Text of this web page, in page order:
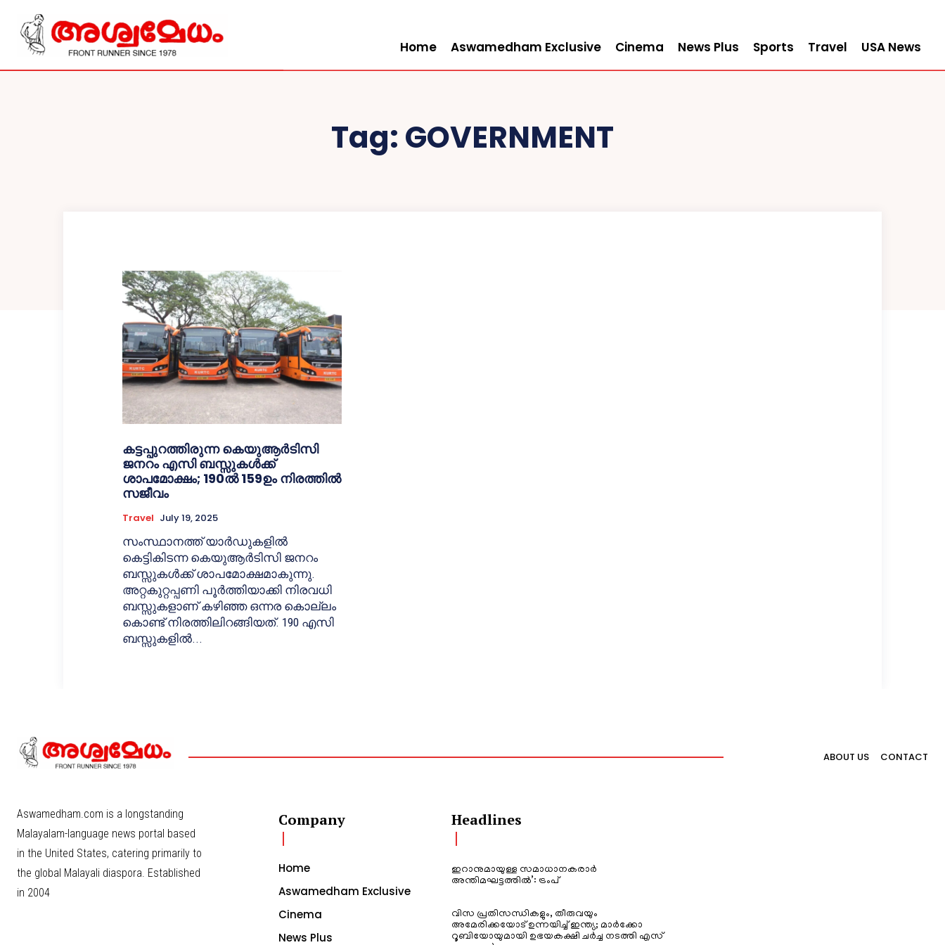
Home Aswamedham Exclusive Cinema News Plus Sports Travel USA News
Tag: GOVERNMENT
കട്ടപ്പുറത്തിരുന്ന കെയുആര്‍ടിസി
ജനറം എസി ബസ്സുകള്‍ക്ക്
ശാപമോക്ഷം; 190ൽ 159ഉം നിരത്തിൽ
സജീവം
Travel July 19, 2025
സംസ്ഥാനത്ത് യാര്‍ഡുകളില്‍
കെട്ടികിടന്ന കെയുആര്‍ടിസി ജനറം
ബസ്സുകള്‍ക്ക് ശാപമോക്ഷമാകുന്നു.
അറ്റകുറ്റപ്പണി പൂര്‍ത്തിയാക്കി നിരവധി
ബസ്സുകളാണ് കഴിഞ്ഞ ഒന്നര കൊല്ലം
കൊണ്ട് നിരത്തിലിറങ്ങിയത്. 190 എസി
ബസ്സുകളില്‍...
ABOUT US CONTACT
Aswamedham.com is a longstanding
Malayalam-language news portal based
in the United States, catering primarily to
the global Malayali diaspora. Established
in 2004
Company
Home
Aswamedham Exclusive
Cinema
News Plus
Headlines
ഇറാനുമായുള്ള സമാധാനകരാർ
അന്തിമഘട്ടത്തിൽ‌’: ട്രംപ്
വിസ പ്രതിസന്ധികളും, തീരുവയും
അമേരിക്കയോട് ഉന്നയിച്ച് ഇന്ത്യ; മാർക്കോ
റൂബിയോയുമായി ഉഭയകക്ഷി ചർച്ച നടത്തി എസ്